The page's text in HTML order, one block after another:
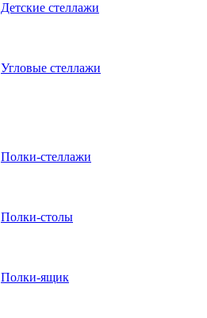
Детские стеллажи
Угловые стеллажи
Полки-стеллажи
Полки-столы
Полки-ящик